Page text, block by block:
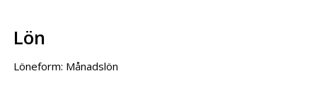
Lön
Löneform: Månadslön